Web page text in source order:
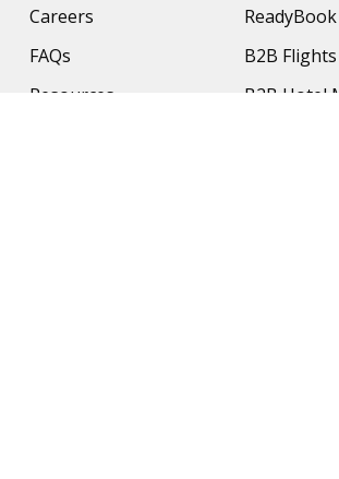
Careers
FAQs
Resources
ReadyBook
B2B
B2B Hotel